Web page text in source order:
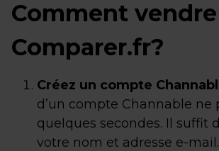
Comment
Comparer.fr?
Créez un compte
d’un compte Channable ne
quelques secondes. Il suffit
votre nom et adresse e-mail.